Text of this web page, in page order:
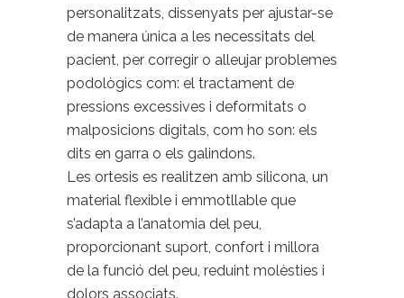
personalitzats, dissenyats per ajustar-se
de manera única a les necessitats del
pacient, per corregir o alleujar problemes
podològics com: el tractament de
pressions excessives i deformitats o
malposicions digitals, com ho son: els
dits en garra o els galindons.
Les ortesis es realitzen amb silicona, un
material flexible i emmotllable que
s’adapta a l’anatomia del peu,
proporcionant suport, confort i millora
de la funció del peu, reduint molèsties i
dolors associats.